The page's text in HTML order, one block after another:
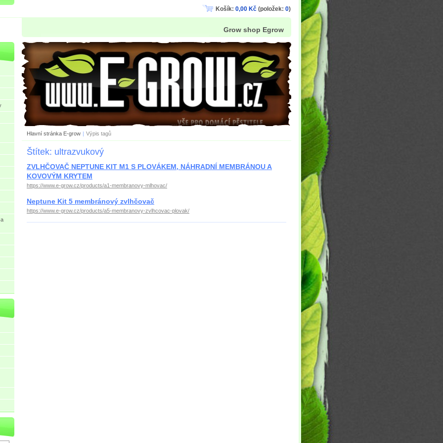
Grow shop Egrow
Hlavní stránka E-grow | Výpis tagů
Štítek: ultrazvukový
ZVLHČOVAČ NEPTUNE KIT M1 S PLOVÁKEM, NÁHRADNÍ MEMBRÁNOU A
KOVOVÝM KRYTEM
https://www.e-grow.cz/products/a1-membranovy-mlhovac/
Neptune Kit 5 membránový zvlhčovač
https://www.e-grow.cz/products/a5-membranovy-zvlhcovac-plovak/
Košík: 0,00 Kč (položek: 0)